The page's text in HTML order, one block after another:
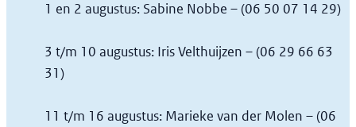
1 en 2 augustus: Sabine Nobbe – (06 50 07 14 29)
3 t/m 10 augustus: Iris Velthuijzen – (06 29 66 63
31)
11 t/m 16 augustus: Marieke van der Molen – (06